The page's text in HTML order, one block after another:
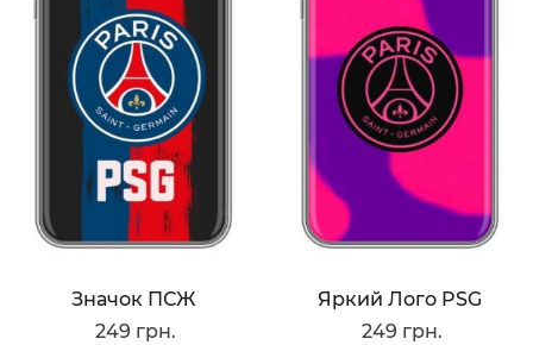
Значок ПСЖ
249 грн.
Яркий Лого PSG
249 грн.